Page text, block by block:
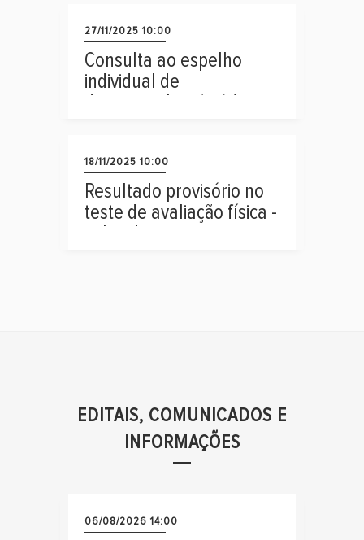
antecedentes pessoais
27/11/2025 10:00
Consulta ao espelho
individual de
resultado definitivo no
teste de avaliação física -
sub judice
18/11/2025 10:00
Resultado provisório no
teste de avaliação física -
EDITAIS, COMUNICADOS E
INFORMAÇÕES
06/08/2026 14:00